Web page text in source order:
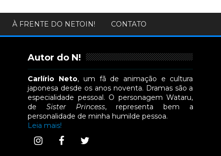
À FRENTE DO NETOIN! CONTATO
Autor do N!
Carlírio Neto, um fã de animação e cultura
japonesa desde os anos noventa. Dramas são a
especialidade pessoal. O personagem Wataru,
deSister Princess, representa bem a
personalidade de minha humilde pessoa.
Leia mais!